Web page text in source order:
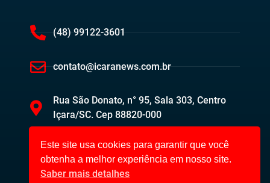
(48) 99122-3601
contato@icaranews.com.br
Rua São Donato, n° 95, Sala 303, Centro
Içara/SC. Cep 88820-000
Este site usa cookies para garantir que você
obtenha a melhor experiência em nosso site.
Saber mais detalhes